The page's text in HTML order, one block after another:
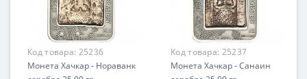
Код товара: 25236
Монета Хачкар - Нораванк
Код товара: 25237
Монета Хачкар - Санаин